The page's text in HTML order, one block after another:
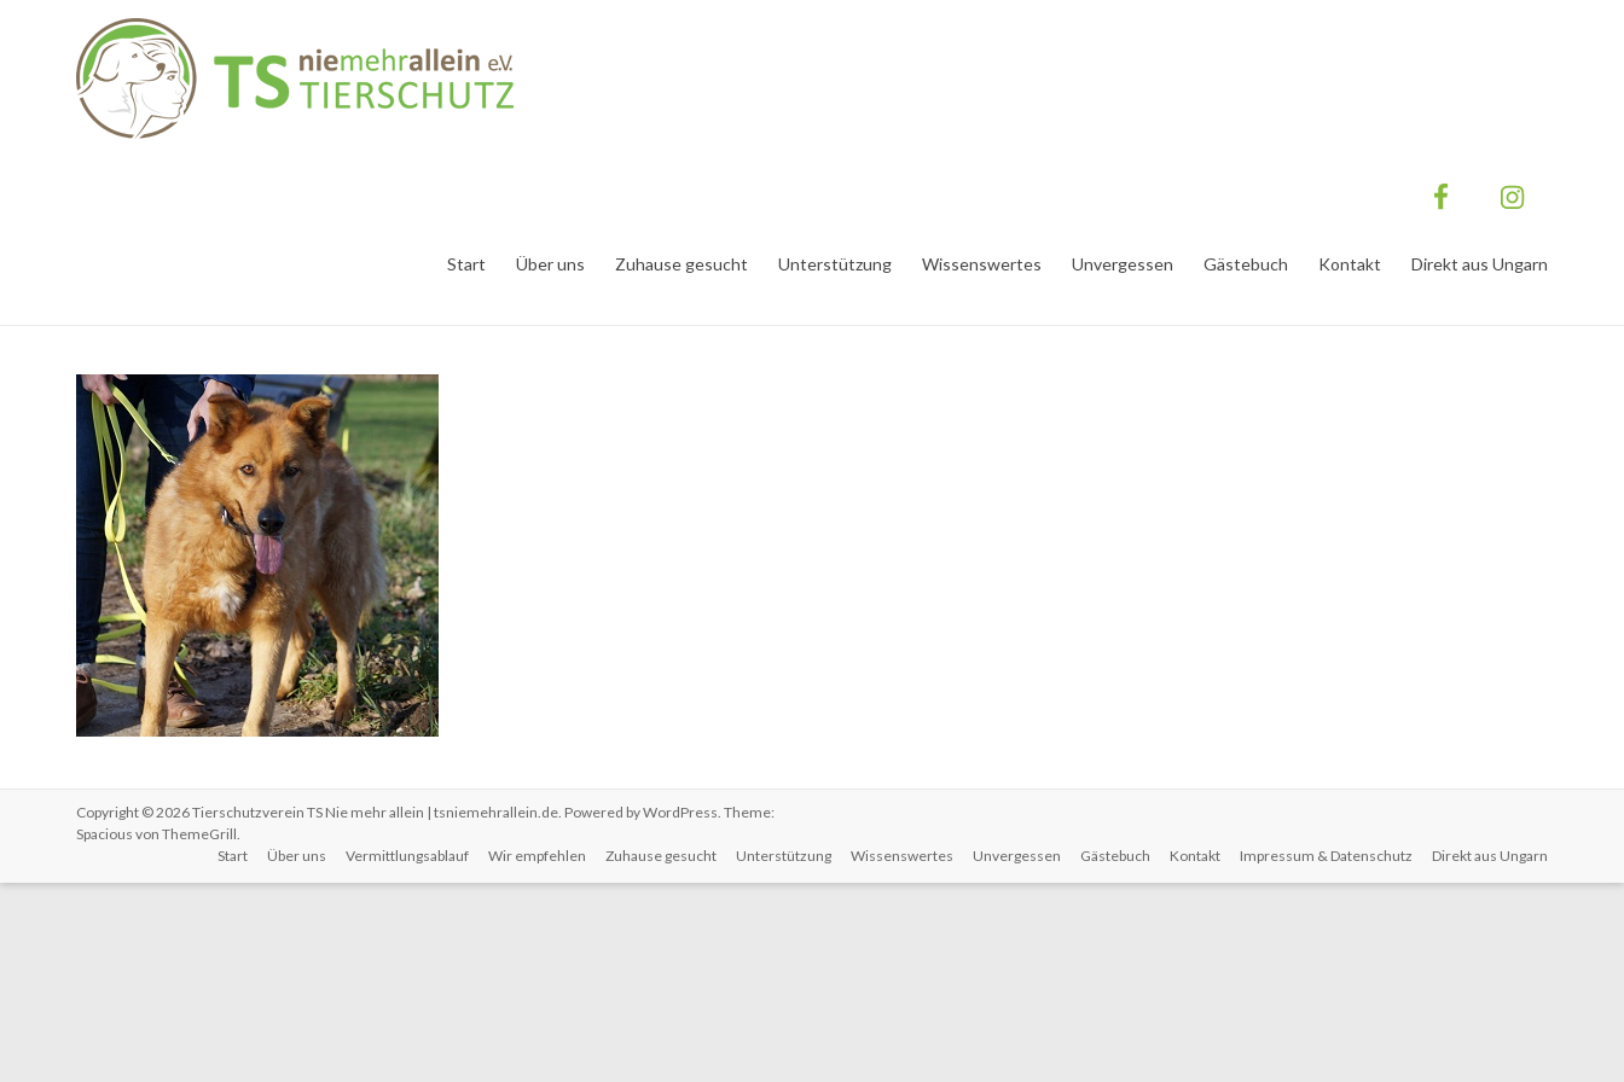
Start Über uns Zuhause gesucht Unterstützung Wissenswertes Unvergessen Gästebuch Kontakt Direkt aus Ungarn
Copyright © 2026Tierschutzverein TS Nie mehr allein | tsniemehrallein.de. Powered byWordPress. Theme:
Spacious von ThemeGrill.
Start
Über uns Vermittlungsablauf Wir empfehlen Zuhause gesucht Unterstützung Wissenswertes Unvergessen Gästebuch Kontakt Impressum & Datenschutz Direkt aus Ungarn